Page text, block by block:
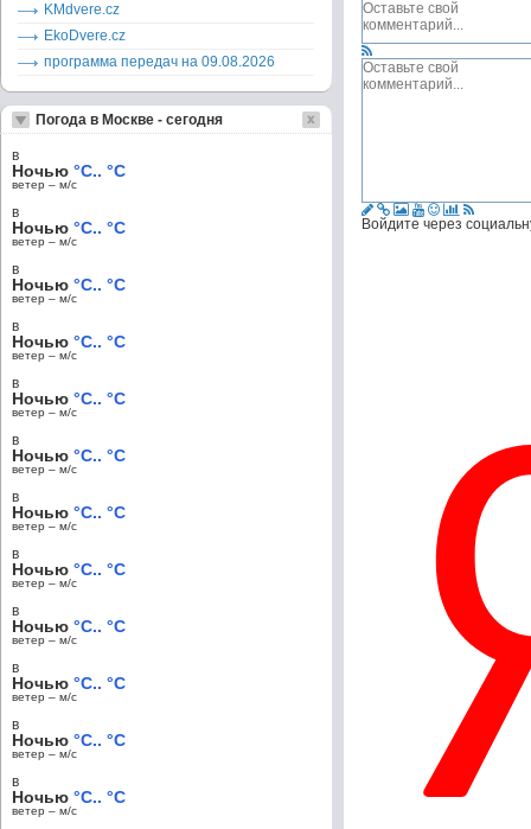
Войдите через
KMdvere.cz
EkoDvere.cz
программа передач на 09.08.2026
Погода в Москве - сегодня
в
Ночью °C.. °C
ветер – м/c
в
Ночью °C.. °C
ветер – м/c
в
Ночью °C.. °C
ветер – м/c
в
Ночью °C.. °C
ветер – м/c
в
Ночью °C.. °C
ветер – м/c
в
Ночью °C.. °C
ветер – м/c
в
Ночью °C.. °C
ветер – м/c
в
Ночью °C.. °C
ветер – м/c
в
Ночью °C.. °C
ветер – м/c
в
Ночью °C.. °C
ветер – м/c
в
Ночью °C.. °C
ветер – м/c
в
Ночью °C.. °C
ветер – м/c